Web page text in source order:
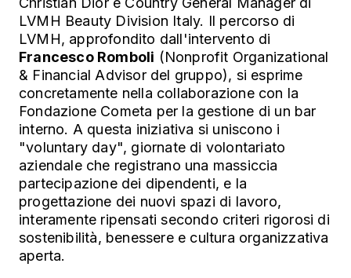
LVMH Beauty Division Italy. Il percorso di
LVMH, approfondito dall'intervento di
Francesco Romboli (Nonprofit Organizational
& Financial Advisor del gruppo), si esprime
concretamente nella collaborazione con la
Fondazione Cometa per la gestione di un bar
interno. A questa iniziativa si uniscono i
"voluntary day", giornate di volontariato
aziendale che registrano una massiccia
partecipazione dei dipendenti, e la
progettazione dei nuovi spazi di lavoro,
interamente ripensati secondo criteri rigorosi di
sostenibilità, benessere e cultura organizzativa
aperta.